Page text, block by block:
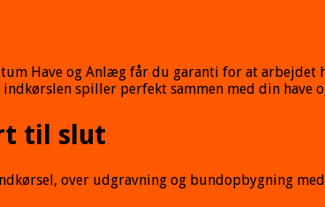
Have og Anlæg får du garanti for at
spiller perfekt sammen med din have
til slut
over udgravning og bundopbygning